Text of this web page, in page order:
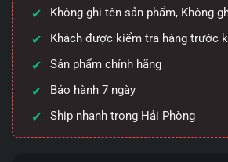
Sagami
0.03mm
–
Cuộc
Chiến
Của
Những
"Kẻ
Không ghi tên sản phẩm, Không
Khách được kiểm tra hàng trước
Sản phẩm chính hãng
Bảo hành 7 ngày
Ship nhanh trong Hải Phòng